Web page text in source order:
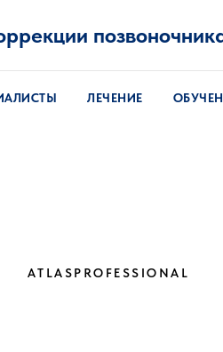
ЛЕЧЕНИЕ
ATLASPROFESSIONAL